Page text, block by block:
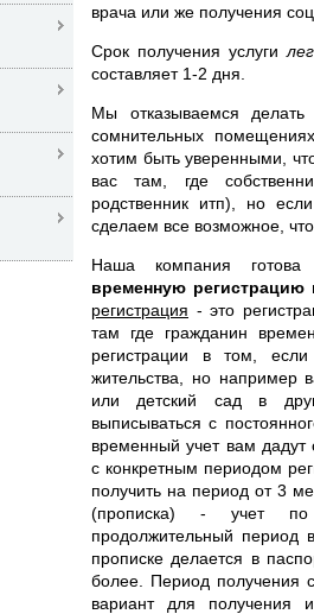
врача или же получения
Срок получения услуги
составляет 1-2 дня.
Мы отказываемся делать
сомнительных
хотим быть уверенными,
вас там, где
родственник итп), но
сделаем все возможное,
Наша компания
временную
регистрация - это
там где гражданин
регистрации в том,
жительства, но например
или детский сад в
выписываться с
временный учет вам дадут
с конкретным периодом
получить на период от 3
(прописка) - учет по
продолжительный
прописке делается в
более. Период получения
вариант для получения